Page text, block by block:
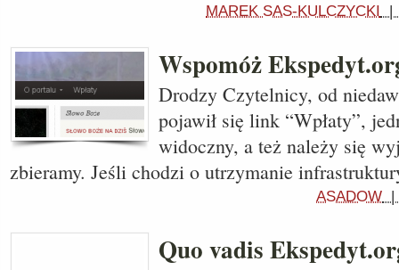
MAREK SAS-KULCZYCKI
Wspomóż
Drodzy Czytelnicy, od
pojawił się link “Wpłaty”,
widoczny, a też należy się
zbieramy. Jeśli chodzi o utrzymanie
ASADOW
Quo vadis